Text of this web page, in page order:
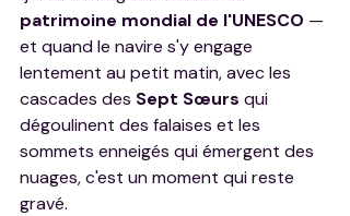
patrimoine mondial de l'UNESCO —
et quand le navire s'y engage
lentement au petit matin, avec les
cascades des Sept Sœurs qui
dégoulinent des falaises et les
sommets enneigés qui émergent des
nuages, c'est un moment qui reste
gravé.